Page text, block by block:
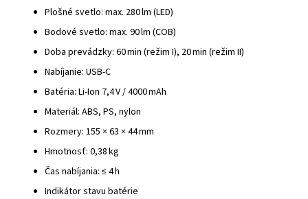
Plošné svetlo: max. 280 lm (LED)
Bodové svetlo: max. 90 lm (COB)
Doba prevádzky: 60 min (režim I), 20 min (režim II)
Nabíjanie: USB‑C
Batéria: Li‑Ion 7,4 V / 4000 mAh
Materiál: ABS, PS, nylon
Rozmery: 155 × 63 × 44 mm
Hmotnosť: 0,38 kg
Čas nabíjania: ≤ 4 h
Indikátor stavu batérie